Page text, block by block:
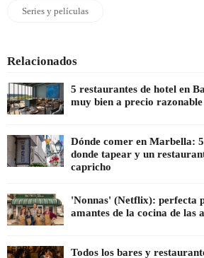
Series y películas
Relacionados
5 restaurantes de hotel en
muy bien a precio razonable
Dónde comer en Marbella:
donde tapear y un
capricho
'Nonnas' (Netflix): perfecta
amantes de la cocina de las
Todos los bares y